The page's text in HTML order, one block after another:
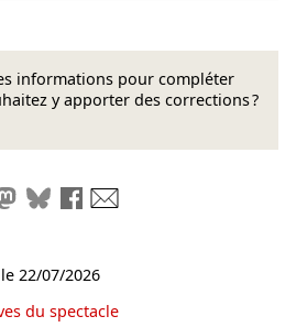
informations pour compléter
y apporter des corrections ?
le liensur LinkedIn
Partager sur Mastodon
Partager sur Bluesky
Partager sur Facebook
22/07/2026
du spectacle